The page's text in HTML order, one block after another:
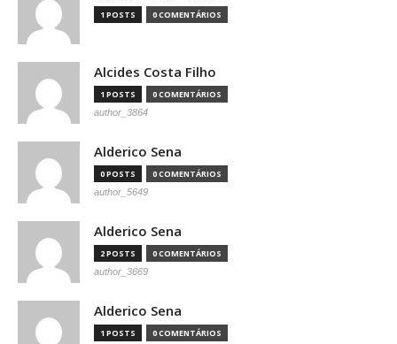
1 POSTS 0 COMENTÁRIOS
Alcides Costa Filho
1 POSTS 0 COMENTÁRIOS
author_3864
Alderico Sena
0 POSTS 0 COMENTÁRIOS
author_5649
Alderico Sena
2 POSTS 0 COMENTÁRIOS
author_3669
Alderico Sena
1 POSTS 0 COMENTÁRIOS